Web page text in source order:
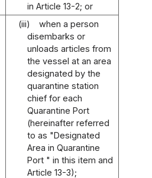
in Article 13-2; or
(iii)
when a person
disembarks or
unloads articles from
the vessel at an area
designated by the
quarantine station
chief for each
Quarantine Port
(hereinafter referred
to as "Designated
Area in Quarantine
Port " in this item and
Article 13-3);